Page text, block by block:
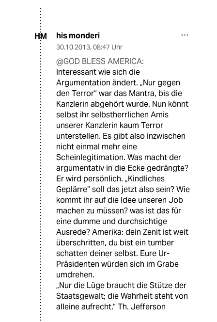
HM his monderi
30.10.2013, 08:47 Uhr
@GOD BLESS AMERICA:
Interessant wie sich die
Argumentation ändert. „Nur gegen
den Terror“ war das Mantra, bis die
Kanzlerin abgehört wurde. Nun könnt
selbst ihr selbstherrlichen Amis
unserer Kanzlerin kaum Terror
unterstellen. Es gibt also inzwischen
nicht einmal mehr eine
Scheinlegitimation. Was macht der
argumentativ in die Ecke gedrängte?
Er wird persönlich. „Kindliches
Geplärre“ soll das jetzt also sein? Wie
kommt ihr auf die Idee unseren Job
machen zu müssen? was ist das für
eine dumme und durchsichtige
Ausrede? Amerika: dein Zenit ist weit
überschritten, du bist ein tumber
schatten deiner selbst. Eure Ur-
Präsidenten würden sich im Grabe
umdrehen.
„Nur die Lüge braucht die Stütze der
Staatsgewalt; die Wahrheit steht von
alleine aufrecht.“ Th. Jefferson